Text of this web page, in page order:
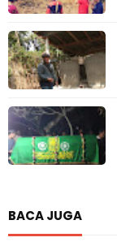
BACA JUGA